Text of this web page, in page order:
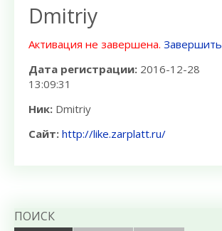
Dmitriy
Активация не завершена. Завершить
Дата регистрации: 2016-12-28
13:09:31
Ник: Dmitriy
Сайт: http://like.zarplatt.ru/
ПОИСК